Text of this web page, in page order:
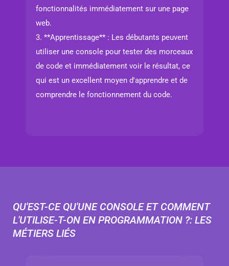
fonctionnalités immédiatement sur une page
web.
3. **Apprentissage** : Les débutants peuvent
utiliser une console pour tester des morceaux
de code et immédiatement voir le résultat, ce
qui est un excellent moyen d'apprendre et de
comprendre le fonctionnement du code.
QU'EST-CE QU'UNE CONSOLE ET COMMENT
L'UTILISE-T-ON EN PROGRAMMATION ?: LES
MÉTIERS LIÉS